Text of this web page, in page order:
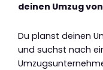
deinen Umzug
Du planst deinen
und suchst nach